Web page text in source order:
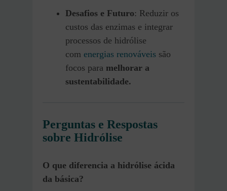
Desafios e Futuro: Reduzir os
custos das enzimas e integrar
processos de hidrólise
com energias renováveis são
focos para melhorar a
sustentabilidade.
Perguntas e Respostas
sobre Hidrólise
O que diferencia a hidrólise ácida
da básica?